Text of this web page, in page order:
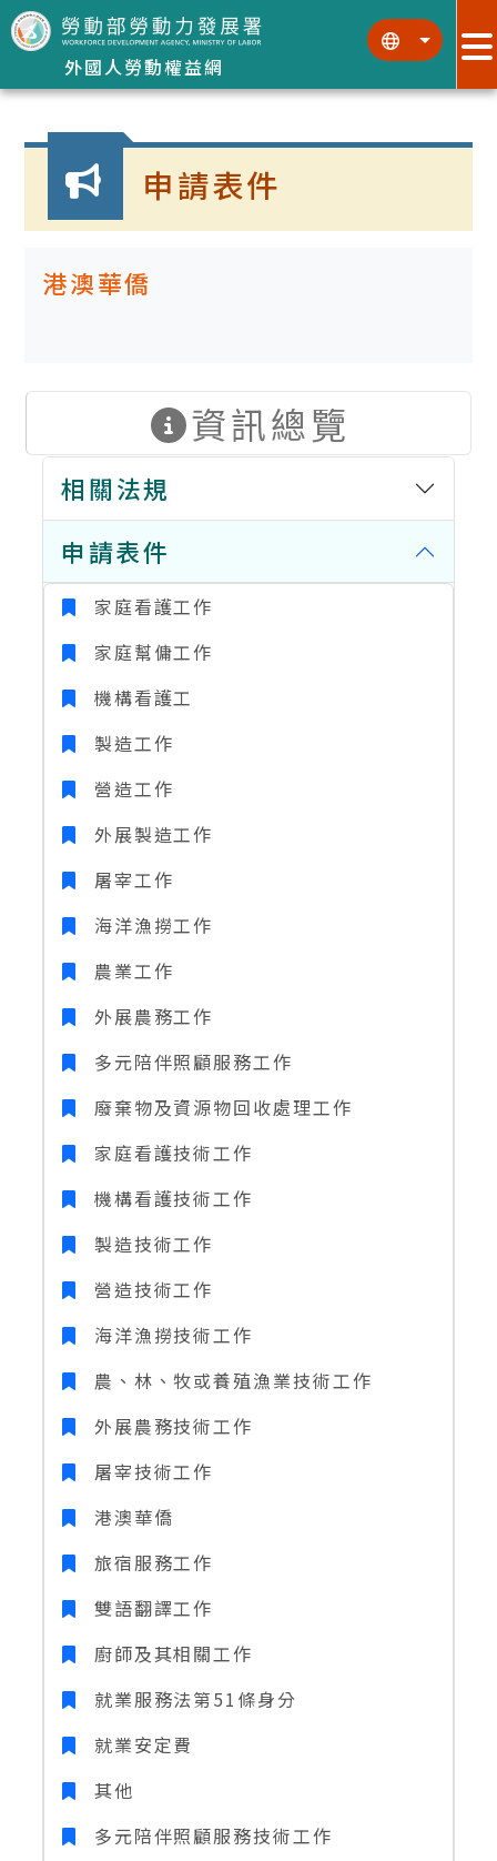
跳到主要內容區塊
外國人勞動權益網
::: :::
:::
申請表件
港澳華僑
資訊總覽
相關法規
申請表件
家庭看護工作
家庭幫傭工作
機構看護工
製造工作
營造工作
外展製造工作
屠宰工作
海洋漁撈工作
農業工作
外展農務工作
多元陪伴照顧服務工作
廢棄物及資源物回收處理工作
家庭看護技術工作
機構看護技術工作
製造技術工作
營造技術工作
海洋漁撈技術工作
農、林、牧或養殖漁業技術工作
外展農務技術工作
屠宰技術工作
港澳華僑
旅宿服務工作
雙語翻譯工作
廚師及其相關工作
就業服務法第51條身分
就業安定費
其他
多元陪伴照顧服務技術工作